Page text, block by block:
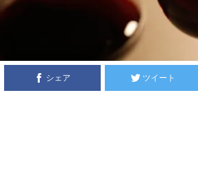
シェア ツイート